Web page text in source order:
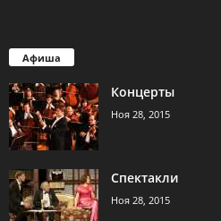
Афиша
Концерты
Ноя 28, 2015
Спектакли
Ноя 28, 2015